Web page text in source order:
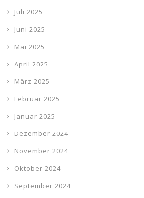
Juli 2025
Juni 2025
Mai 2025
April 2025
März 2025
Februar 2025
Januar 2025
Dezember 2024
November 2024
Oktober 2024
September 2024